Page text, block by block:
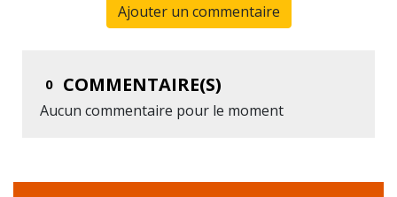
Ajouter un commentaire
0 COMMENTAIRE(S)
Aucun commentaire pour le moment